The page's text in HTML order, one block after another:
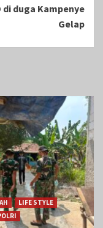
di duga Kampenye
Gelap
LIFE STYLE